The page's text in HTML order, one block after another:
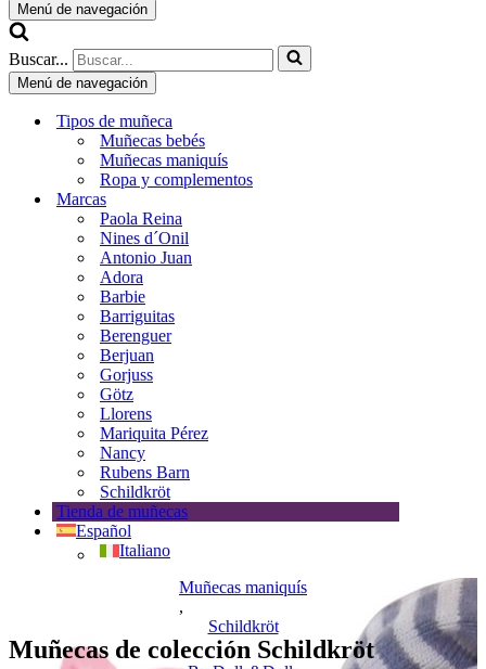
Menú de navegación
Buscar...
Menú de navegación
Tipos de muñeca
Muñecas bebés
Muñecas maniquís
Ropa y complementos
Marcas
Paola Reina
Nines d´Onil
Antonio Juan
Adora
Barbie
Barriguitas
Berenguer
Berjuan
Gorjuss
Götz
Llorens
Mariquita Pérez
Nancy
Rubens Barn
Schildkröt
Tienda de muñecas
Español
Italiano
Muñecas maniquís
,
Schildkröt
Muñecas de colección Schildkröt